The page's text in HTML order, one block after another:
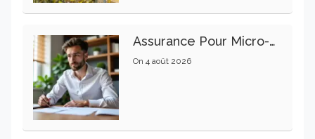
Assurance Pour Micro-Entrepreneur : Les Garanties Essentielles À Connaître
On 4 août 2026